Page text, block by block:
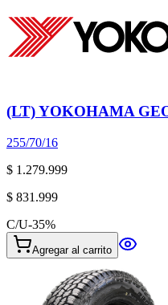
(LT) YOKOHAMA
255/70/16
$ 1.279.999
$ 831.999
C/U-35%
Agregar al carrito